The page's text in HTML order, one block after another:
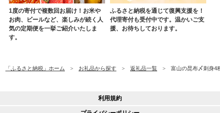
1度の寄付で複数回お届け！お米や
お肉、ビールなど、楽しみが続く人
気の定期便を一挙ご紹介いたしま
す。
ふるさと納税を通じて復興支援を！
代理寄付も受付中です。温かいご支
援、お待ちしております。
「ふるさと納税」ホーム お礼品から探す 返礼品一覧 富山の昆布〆刺身4
利用規約